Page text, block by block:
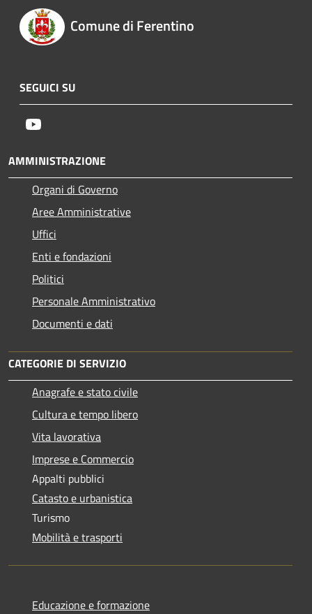
Comune di Ferentino
SEGUICI SU
AMMINISTRAZIONE
Organi di Governo
Aree Amministrative
Uffici
Enti e fondazioni
Politici
Personale Amministrativo
Documenti e dati
CATEGORIE DI SERVIZIO
Anagrafe e stato civile
Cultura e tempo libero
Vita lavorativa
Imprese e Commercio
Appalti pubblici
Catasto e urbanistica
Turismo
Mobilità e trasporti
Educazione e formazione